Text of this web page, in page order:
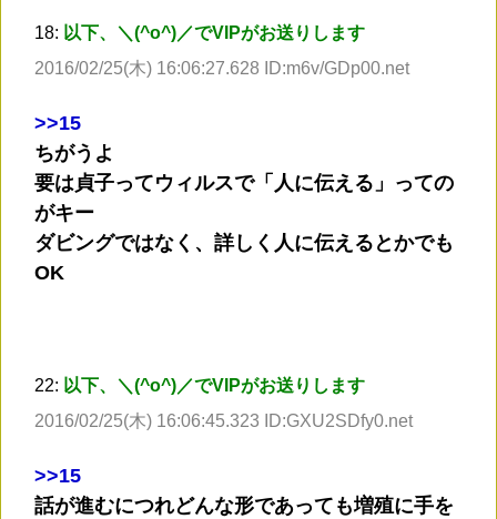
18: 以下、＼(^o^)／でVIPがお送りします
2016/02/25(木) 16:06:27.628 ID:m6v/GDp00.net
>>15
ちがうよ
要は貞子ってウィルスで「人に伝える」っての
がキー
ダビングではなく、詳しく人に伝えるとかでも
OK
22: 以下、＼(^o^)／でVIPがお送りします
2016/02/25(木) 16:06:45.323 ID:GXU2SDfy0.net
>>15
話が進むにつれどんな形であっても増殖に手を